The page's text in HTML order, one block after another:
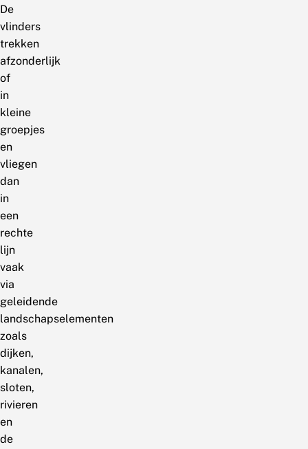
De
vlinders
trekken
afzonderlijk
of
in
kleine
groepjes
en
vliegen
dan
in
een
rechte
lijn
vaak
via
geleidende
landschapselementen
zoals
dijken,
kanalen,
sloten,
rivieren
en
de